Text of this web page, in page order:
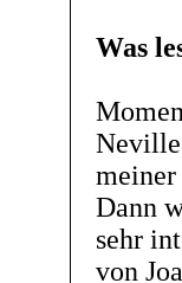
Was
Dann
sehr
von